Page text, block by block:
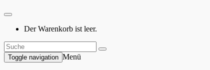
Der Warenkorb ist leer.
Toggle navigation Menü